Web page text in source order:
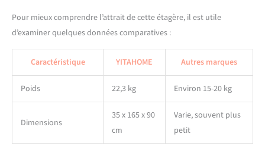
nécessite simplement
d'essuyer les taches sales
avec un chiffon humide
Adoptez le chic industriel :
le grain du bois vintage
complète magnifiquement
les pieds noirs, tandis que le
design rétro élégant et le
savoir-faire expert ajoutent
une touche distinctive et
antique ; Ce support de
Pour mieux comprendre l’attrait de cette étagère, il est utile
d’examiner quelques données comparatives :
Caractéristique YITAHOME Autres marques
Poids 22,3 kg Environ 15-20 kg
Dimensions
35 x 165 x 90
cm
Varie, souvent plus
petit